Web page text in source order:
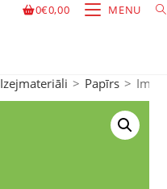
0€0,00 MENU
Izejmateriāli > Papīrs >